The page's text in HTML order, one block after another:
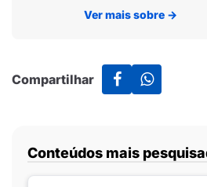
Ver mais sobre →
Compartilhar
Conteúdos mais